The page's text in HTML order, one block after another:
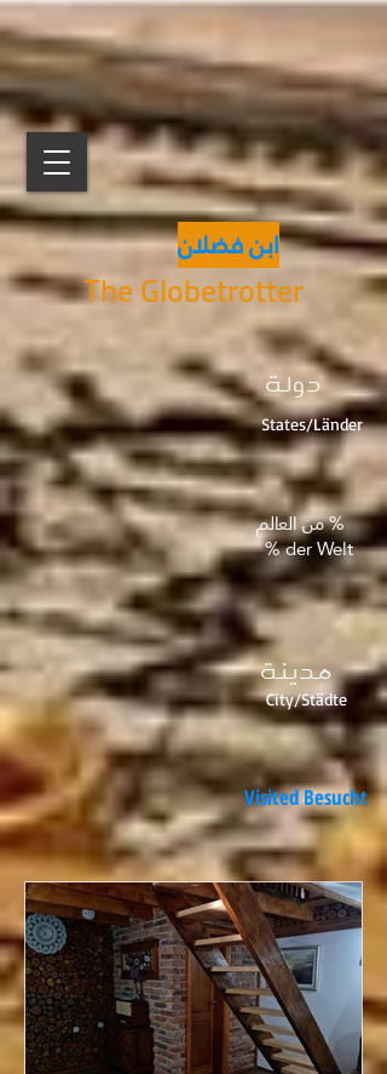
States/Länder
% der Welt
City/Städte
% من العالم
مدينة
دولة
Visited Besucht
The Globetrotter
ابن فضلان